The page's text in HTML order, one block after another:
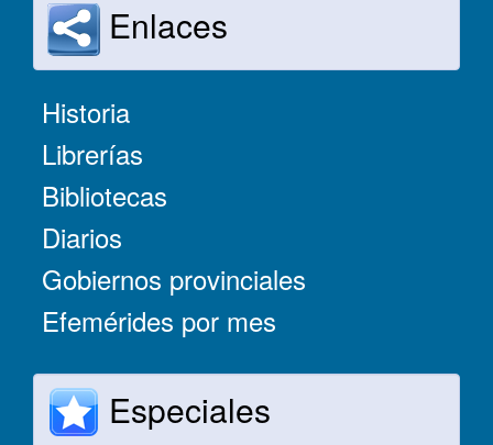
Enlaces
Historia
Librerías
Bibliotecas
Diarios
Gobiernos provinciales
Efemérides por mes
Especiales